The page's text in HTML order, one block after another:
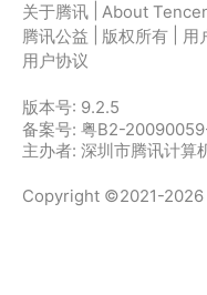
关于腾讯 About
腾讯公益
版权所有 用
用户协议
版本号: 9.2.5
备案号: 粤B2-
主办者: 深圳市腾讯计算
Copyright ©2021-2026